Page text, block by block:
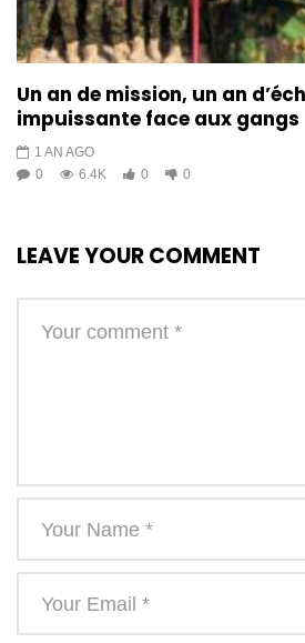
Un an de mission, un an
impuissante face aux gangs
1 AN AGO
0
6.4K 0 0
LEAVE YOUR COMMENT